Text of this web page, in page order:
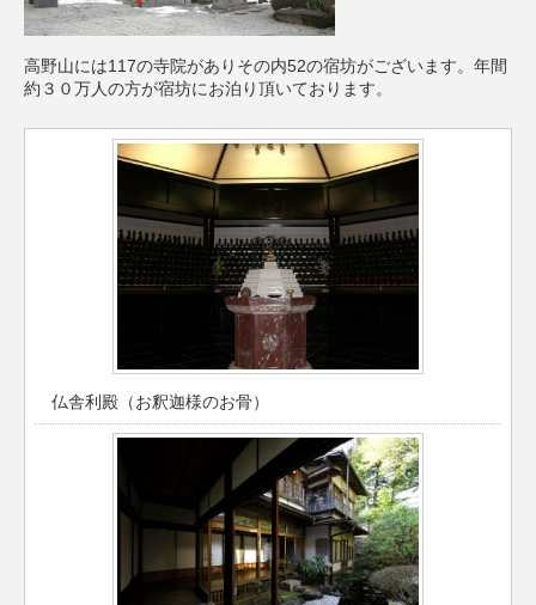
高野山には117の寺院がありその内52の宿坊がございます。年間
約３０万人の方が宿坊にお泊り頂いております。
仏舎利殿（お釈迦様のお骨）